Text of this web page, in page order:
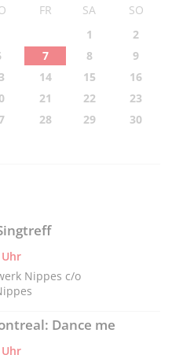
FR SA
SO
1
2
7 8
9
14 15
16
21 22
23
28 29
30
Uhr
Nippes c/o
Dance me
Uhr